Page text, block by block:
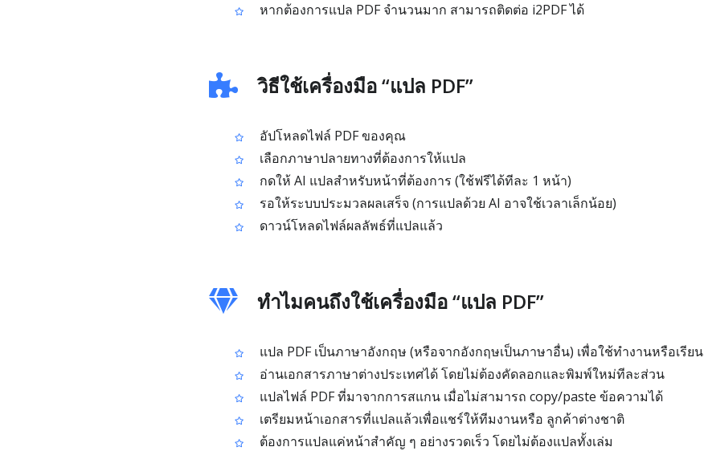
หากต้องการแปล PDF จำนวนมาก สามารถติดต่อ i2PDF ได้
วิธีใช้เครื่องมือ “แปล PDF”
อัปโหลดไฟล์ PDF ของคุณ
เลือกภาษาปลายทางที่ต้องการให้แปล
กดให้ AI แปลสำหรับหน้าที่ต้องการ (ใช้ฟรีได้ทีละ 1 หน้า)
รอให้ระบบประมวลผลเสร็จ (การแปลด้วย AI อาจใช้เวลาเล็กน้อย)
ดาวน์โหลดไฟล์ผลลัพธ์ที่แปลแล้ว
ทำไมคนถึงใช้เครื่องมือ “แปล PDF”
แปล PDF เป็นภาษาอังกฤษ (หรือจากอังกฤษเป็นภาษาอื่น) เพื่อใช้ทำงานหรือเรียน
อ่านเอกสารภาษาต่างประเทศได้ โดยไม่ต้องคัดลอกและพิมพ์ใหม่ทีละส่วน
แปลไฟล์ PDF ที่มาจากการสแกน เมื่อไม่สามารถ copy/paste ข้อความได้
เตรียมหน้าเอกสารที่แปลแล้วเพื่อแชร์ให้ทีมงานหรือ ลูกค้าต่างชาติ
ต้องการแปลแค่หน้าสำคัญ ๆ อย่างรวดเร็ว โดยไม่ต้องแปลทั้งเล่ม